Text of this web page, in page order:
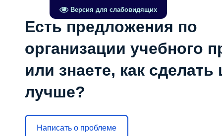
Версия для слабовидящих
Есть предложения по
организации учебного
или знаете, как сделать
лучше?
Написать о проблеме